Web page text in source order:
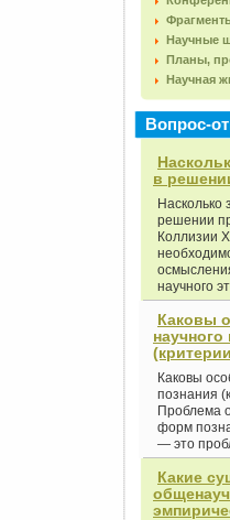
Научные
Планы,
Научная
Вопрос-
в
Насколько
решении
Коллизии
научного
Каковы
научного
Каковы
познания
Проблема
форм
— это
Какие